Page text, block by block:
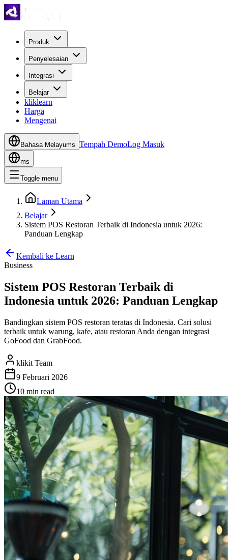
Produk
Penyelesaian
Integrasi
Belajar
kliklearn
Harga
Mengenai
Bahasa Melayums Tempah DemoLog Masuk
ms
Toggle menu
Laman Utama
Belajar
Sistem POS Restoran Terbaik di Indonesia untuk 2026:
Panduan Lengkap
Kembali ke Learn
Business
Sistem POS Restoran Terbaik di
Indonesia untuk 2026: Panduan Lengkap
Bandingkan sistem POS restoran teratas di Indonesia. Cari solusi
terbaik untuk warung, kafe, atau restoran Anda dengan integrasi
GoFood dan GrabFood.
klikit Team
9 Februari 2026
10 min read